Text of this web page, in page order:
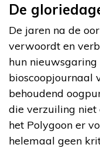
De
De jaren na de
verwoordt en
hun
bioscoopjournaal
behoudend
die verzuiling niet
het Polygoon er
helemaal geen